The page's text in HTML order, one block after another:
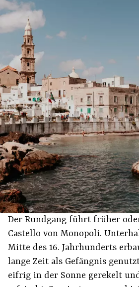
Der Rundgang führt früher
Castello von Monopoli.
Mitte des 16. Jahrhunderts
lange Zeit als Gefängnis
eifrig in der Sonne gerekelt